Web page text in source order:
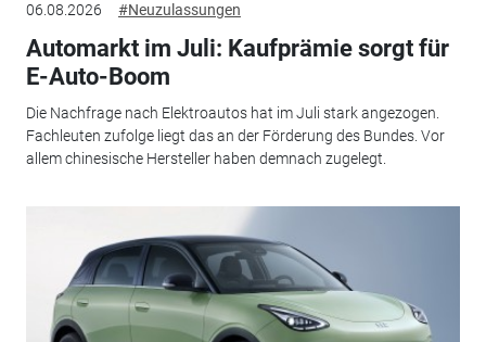
06.08.2026 #Neuzulassungen
Automarkt im Juli: Kaufprämie sorgt für
E-Auto-Boom
Die Nachfrage nach Elektroautos hat im Juli stark angezogen.
Fachleuten zufolge liegt das an der Förderung des Bundes. Vor
allem chinesische Hersteller haben demnach zugelegt.